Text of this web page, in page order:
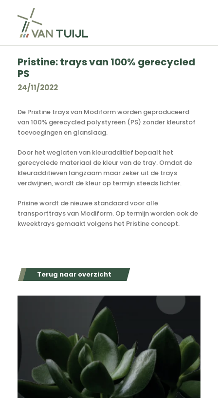
Pristine: trays van 100% gerecycled
PS
24/11/2022
De Pristine trays van Modiform worden geproduceerd
van 100% gerecycled polystyreen (PS) zonder kleurstof
toevoegingen en glanslaag.
Door het weglaten van kleuradditief bepaalt het
gerecyclede materiaal de kleur van de tray. Omdat de
kleuradditieven langzaam maar zeker uit de trays
verdwijnen, wordt de kleur op termijn steeds lichter.
Prisine wordt de nieuwe standaard voor alle
transporttrays van Modiform. Op termijn worden ook de
kweektrays gemaakt volgens het Pristine concept.
Terug naar overzicht